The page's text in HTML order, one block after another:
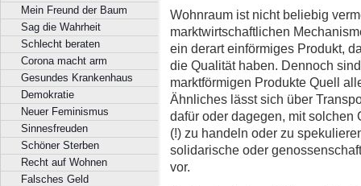
Mein Freund der Baum
Sag die Wahrheit
Schlecht beraten
Corona macht arm
Gesundes Krankenhaus
Demokratie
Neuer Feminismus
Sinnesfreuden
Schöner Sterben
Recht auf Wohnen
Falsches Geld
Wohnraum ist nicht beliebig
marktwirtschaftlichen
ein derart einförmiges Produkt,
die Qualität haben. Dennoch
marktförmigen Produkte Quell
Ähnliches lässt sich über
dafür oder dagegen, mit solchen
(!) zu handeln oder zu
solidarische oder
vor.